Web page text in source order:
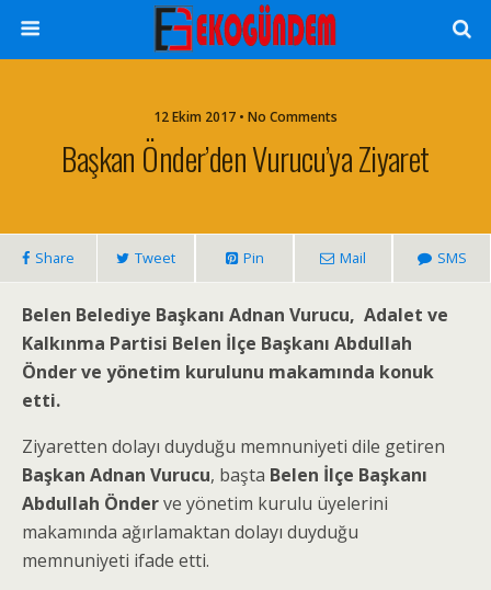
12 Ekim 2017 • No Comments
Başkan Önder’den Vurucu’ya Ziyaret
Share Tweet Pin Mail SMS
Belen Belediye Başkanı Adnan Vurucu, Adalet ve
Kalkınma Partisi Belen İlçe Başkanı Abdullah
Önder ve yönetim kurulunu makamında konuk
etti.
Ziyaretten dolayı duyduğu memnuniyeti dile getiren
Başkan Adnan Vurucu, başta Belen İlçe Başkanı
Abdullah Önderve yönetim kurulu üyelerini
makamında ağırlamaktan dolayı duyduğu
memnuniyeti ifade etti.